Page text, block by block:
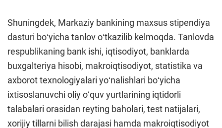
Shuningdek, Markaziy bankining maxsus stipendiya
dasturi boʻyicha tanlov oʻtkazilib kelmoqda. Tanlovda
respublikaning bank ishi, iqtisodiyot, banklarda
buxgalteriya hisobi, makroiqtisodiyot, statistika va
axborot texnologiyalari yoʻnalishlari boʻyicha
ixtisoslanuvchi oliy oʻquv yurtlarining iqtidorli
talabalari orasidan reyting baholari, test natijalari,
xorijiy tillarni bilish darajasi hamda makroiqtisodiyot